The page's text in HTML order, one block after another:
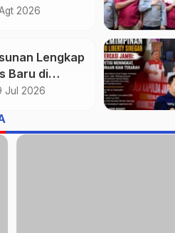
Digelar,
2026
Lengkap
Baru di
Umum PB
Jul 2026